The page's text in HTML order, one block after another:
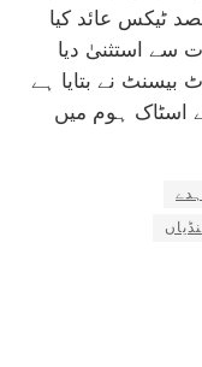
تحت یورپی درآمدات پر 15 فیصد ٹیکس عائد کیا
سے استثنیٰ دیا
بیسنٹ نے بتایا ہے
اسٹاک ہوم میں